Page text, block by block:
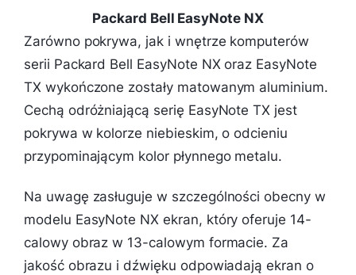
Packard Bell EasyNote NX
Zarówno pokrywa, jak i wnętrze komputerów
serii Packard Bell EasyNote NX oraz EasyNote
TX wykończone zostały matowanym aluminium.
Cechą odróżniającą serię EasyNote TX jest
pokrywa w kolorze niebieskim, o odcieniu
przypominającym kolor płynnego metalu.
Na uwagę zasługuje w szczególności obecny w
modelu EasyNote NX ekran, który oferuje 14-
calowy obraz w 13-calowym formacie. Za
jakość obrazu i dźwięku odpowiadają ekran o